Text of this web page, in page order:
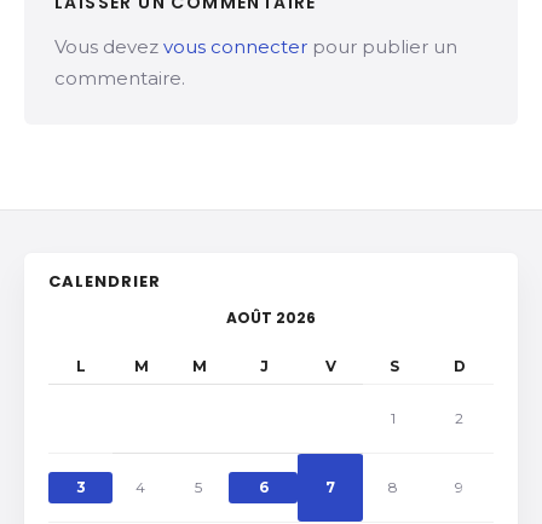
Vous devez vous connecter pour publier un
commentaire.
CALENDRIER
AOÛT 2026
L M M J V S D
1 2
3 4 5 6 7 8 9